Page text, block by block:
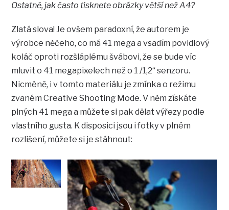
Ostatně, jak často tisknete obrázky větší než A4?
Zlatá slova! Je ovšem paradoxní, že autorem je
výrobce něčeho, co má 41 mega a vsadím povidlový
koláč oproti rozšláplému švábovi, že se bude víc
mluvit o 41 megapixelech než o 1 /1,2“ senzoru.
Nicméně, i v tomto materiálu je zmínka o režimu
zvaném Creative Shooting Mode. V něm získáte
plných 41 mega a můžete si pak dělat výřezy podle
vlastního gusta. K disposici jsou i fotky v plném
rozlišení, můžete si je stáhnout: